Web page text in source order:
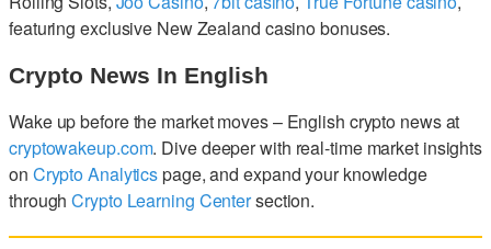
featuring exclusive New Zealand casino bonuses.
Crypto News In English
Wake up before the market moves – English crypto news at
cryptowakeup.com. Dive deeper with real-time market insights
on Crypto Analyticspage, and expand your knowledge
throughCrypto Learning Centersection.